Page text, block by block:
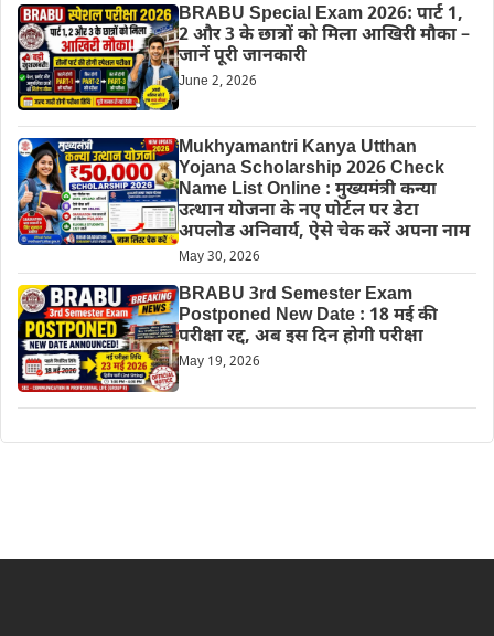
BRABU Special Exam 2026: पार्ट 1,
2 और 3 के छात्रों को मिला आखिरी मौका –
जानें पूरी जानकारी
June 2, 2026
Mukhyamantri Kanya Utthan
Yojana Scholarship 2026 Check
Name List Online : मुख्यमंत्री कन्या
उत्थान योजना के नए पोर्टल पर डेटा
अपलोड अनिवार्य, ऐसे चेक करें अपना नाम
May 30, 2026
BRABU 3rd Semester Exam
Postponed New Date : 18 मई की
परीक्षा रद्द, अब इस दिन होगी परीक्षा
May 19, 2026